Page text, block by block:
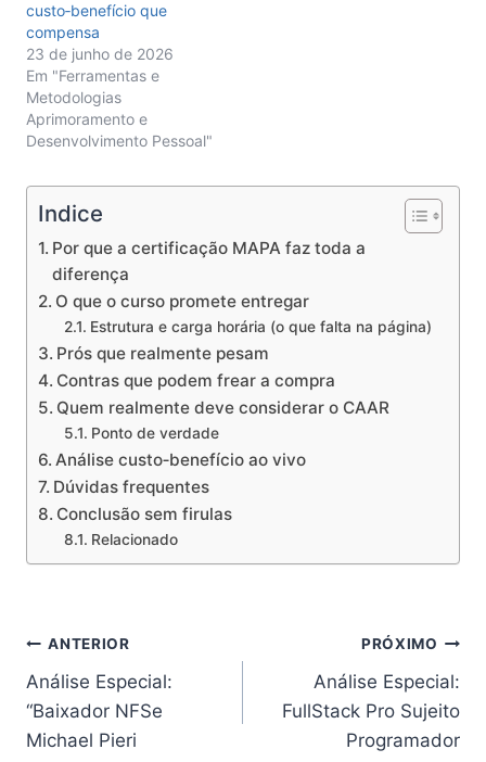
custo‑benefício que
compensa
23 de junho de 2026
Em "Ferramentas e
Metodologias
Aprimoramento e
Desenvolvimento Pessoal"
Indice
Por que a certificação MAPA faz toda a
diferença
O que o curso promete entregar
Estrutura e carga horária (o que falta na página)
Prós que realmente pesam
Contras que podem frear a compra
Quem realmente deve considerar o CAAR
Ponto de verdade
Análise custo‑benefício ao vivo
Dúvidas frequentes
Conclusão sem firulas
Relacionado
Navegação
de
Post
ANTERIOR
Análise Especial:
“Baixador NFSe
Michael Pieri
PRÓXIMO
Análise Especial:
FullStack Pro Sujeito
Programador